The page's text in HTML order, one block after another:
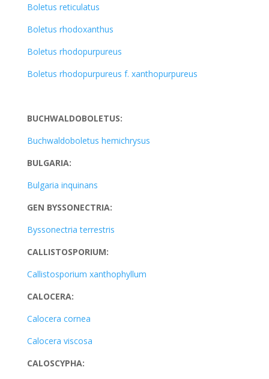
Boletus reticulatus
Boletus rhodoxanthus
Boletus rhodopurpureus
Boletus rhodopurpureus f. xanthopurpureus
BUCHWALDOBOLETUS:
Buchwaldoboletus hemichrysus
BULGARIA:
Bulgaria inquinans
GEN BYSSONECTRIA:
Byssonectria terrestris
CALLISTOSPORIUM:
Callistosporium xanthophyllum
CALOCERA:
Calocera cornea
Calocera viscosa
CALOSCYPHA: